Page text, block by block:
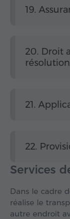
19.
20. Droit
21.
22.
Services
Dans le cadre
réalise le
autre endroit